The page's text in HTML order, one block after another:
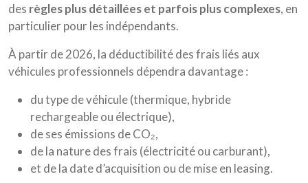
des règles plus détaillées et parfois plus complexes, en
particulier pour les indépendants.
À partir de 2026, la déductibilité des frais liés aux
véhicules professionnels dépendra davantage :
du type de véhicule (thermique, hybride
rechargeable ou électrique),
de ses émissions de CO₂,
de la nature des frais (électricité ou carburant),
et de la date d’acquisition ou de mise en leasing.